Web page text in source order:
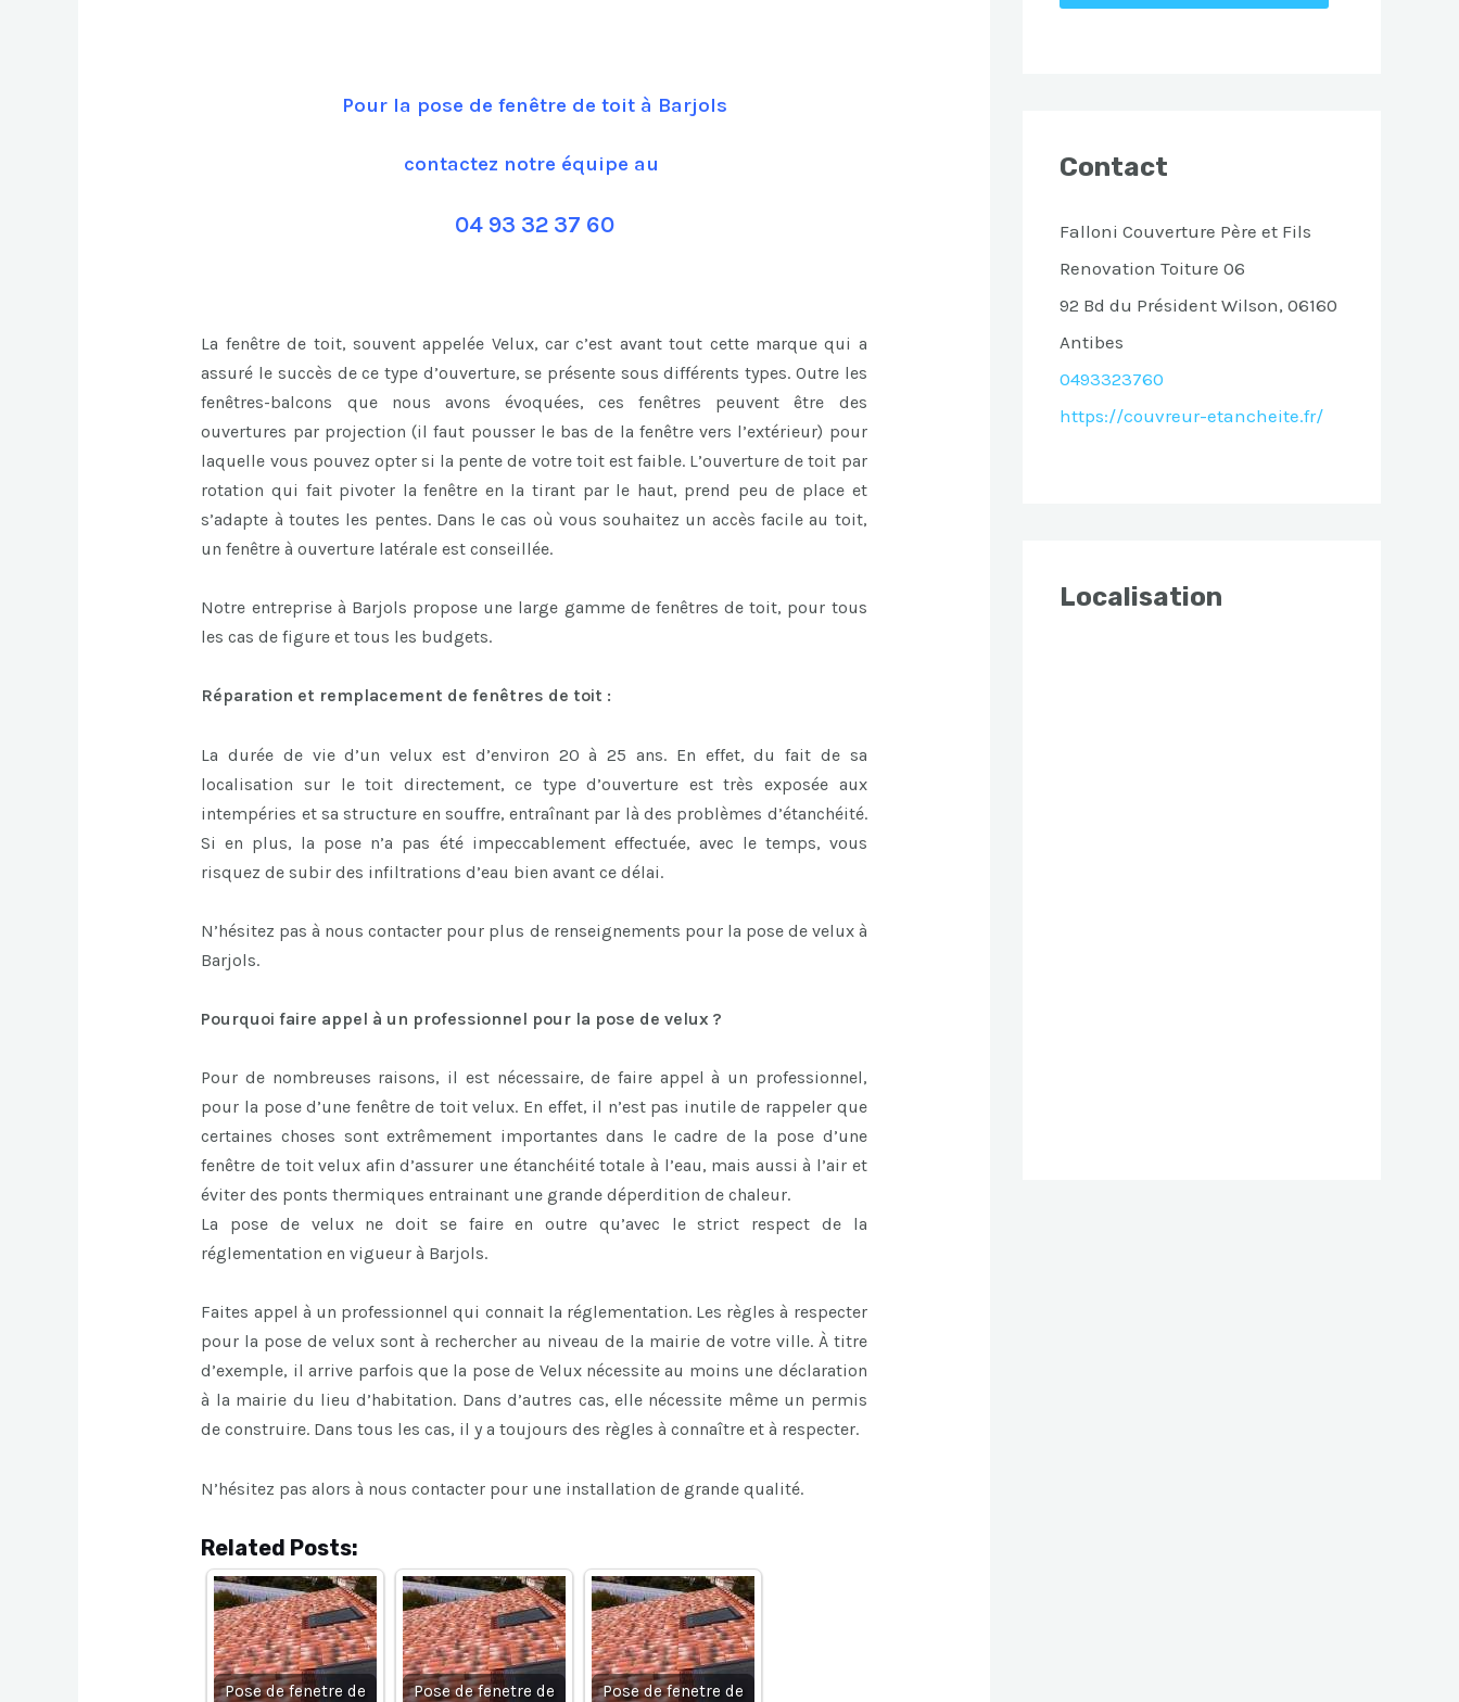
Pour la pose de fenêtre de toit à Barjols
contactez notre équipe au
04 93 32 37 60
La fenêtre de toit, souvent appelée Velux, car c’est avant tout cette marque qui a
assuré le succès de ce type d’ouverture, se présente sous différents types. Outre les
fenêtres-balcons que nous avons évoquées, ces fenêtres peuvent être des
ouvertures par projection (il faut pousser le bas de la fenêtre vers l’extérieur) pour
laquelle vous pouvez opter si la pente de votre toit est faible. L’ouverture de toit par
rotation qui fait pivoter la fenêtre en la tirant par le haut, prend peu de place et
s’adapte à toutes les pentes. Dans le cas où vous souhaitez un accès facile au toit,
un fenêtre à ouverture latérale est conseillée.
Notre entreprise à Barjols propose une large gamme de fenêtres de toit, pour tous
les cas de figure et tous les budgets.
Réparation et remplacement de fenêtres de toit :
La durée de vie d’un velux est d’environ 20 à 25 ans. En effet, du fait de sa
localisation sur le toit directement, ce type d’ouverture est très exposée aux
intempéries et sa structure en souffre, entraînant par là des problèmes d’étanchéité.
Si en plus, la pose n’a pas été impeccablement effectuée, avec le temps, vous
risquez de subir des infiltrations d’eau bien avant ce délai.
N’hésitez pas à nous contacter pour plus de renseignements pour la pose de velux à
Barjols.
Pourquoi faire appel à un professionnel pour la pose de velux ?
Pour de nombreuses raisons, il est nécessaire, de faire appel à un professionnel,
pour la pose d’une fenêtre de toit velux. En effet, il n’est pas inutile de rappeler que
certaines choses sont extrêmement importantes dans le cadre de la pose d’une
fenêtre de toit velux afin d’assurer une étanchéité totale à l’eau, mais aussi à l’air et
éviter des ponts thermiques entrainant une grande déperdition de chaleur.
La pose de velux ne doit se faire en outre qu’avec le strict respect de la
réglementation en vigueur à Barjols.
Faites appel à un professionnel qui connait la réglementation. Les règles à respecter
pour la pose de velux sont à rechercher au niveau de la mairie de votre ville. À titre
d’exemple, il arrive parfois que la pose de Velux nécessite au moins une déclaration
à la mairie du lieu d’habitation. Dans d’autres cas, elle nécessite même un permis
de construire. Dans tous les cas, il y a toujours des règles à connaître et à respecter.
N’hésitez pas alors à nous contacter pour une installation de grande qualité.
Related Posts:
Pose de fenetre de
Pose de fenetre de
Pose de fenetre de
Contact
Falloni Couverture Père et Fils
Renovation Toiture 06
92 Bd du Président Wilson, 06160
Antibes
0493323760
https://couvreur-etancheite.fr/
Localisation